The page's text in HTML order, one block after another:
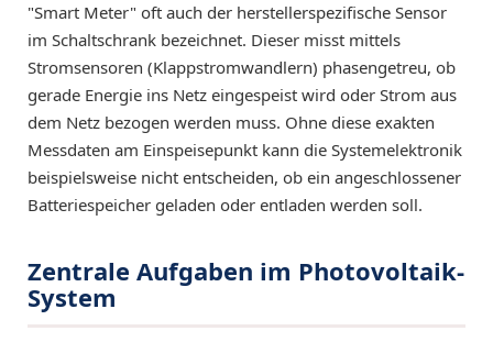
"Smart Meter" oft auch der herstellerspezifische Sensor
im Schaltschrank bezeichnet. Dieser misst mittels
Stromsensoren (Klappstromwandlern) phasengetreu, ob
gerade Energie ins Netz eingespeist wird oder Strom aus
dem Netz bezogen werden muss. Ohne diese exakten
Messdaten am Einspeisepunkt kann die Systemelektronik
beispielsweise nicht entscheiden, ob ein angeschlossener
Batteriespeicher geladen oder entladen werden soll.
Zentrale Aufgaben im Photovoltaik-
System